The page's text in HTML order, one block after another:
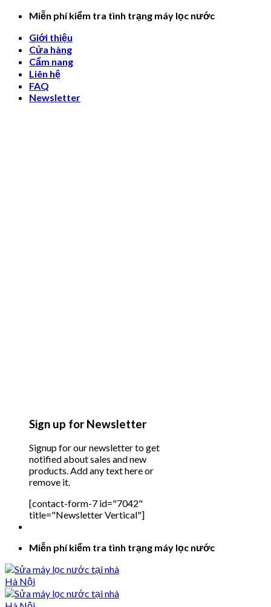
Skip
content
Miễn phí kiểm tra tình trạng máy lọc nước
Giới thiệu
Cửa hàng
Cẩm nang
Liên hệ
FAQ
Newsletter
Sign up for Newsletter
Signup for our newsletter to get
notified about sales and new
products. Add any text here or
remove it.
[contact-form-7 id="7042"
title="Newsletter Vertical"]
Miễn phí kiểm tra tình trạng máy lọc nước